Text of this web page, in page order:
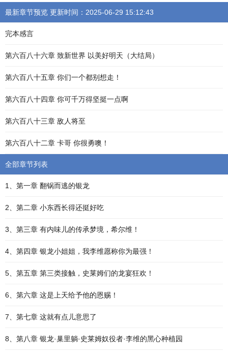
最新章节预览 更新时间：2025-06-29 15:12:43
完本感言
第六百八十六章 致新世界 以美好明天（大结局）
第六百八十五章 你们一个都别想走！
第六百八十四章 你可千万得坚挺一点啊
第六百八十三章 敌人将至
第六百八十二章 卡哥 你很勇噢！
全部章节列表
1、第一章 翻锅而逃的银龙
2、第二章 小东西长得还挺好吃
3、第三章 有内味儿的传承梦境，希尔维！
4、第四章 银龙小姐姐，我李维愿称你为最强！
5、第五章 第三类接触，史莱姆们的龙宴狂欢！
6、第六章 这是上天给予他的恩赐！
7、第七章 这就有点儿意思了
8、第八章 银龙·巢里躺·史莱姆奴役者·李维的黑心种植园